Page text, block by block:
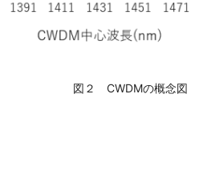
図２ CWDMの概念図